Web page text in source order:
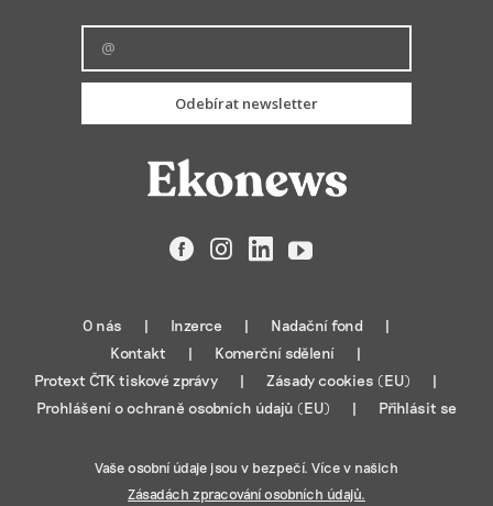
Odebírat newsletter
FacebookInstagramLinkedIn
YouTube
O nás Inzerce
Nadační fond
Kontakt
Komerční sdělení
Protext ČTK tiskové zprávy
Zásady cookies (EU)
Prohlášení o ochraně osobních údajů (EU)
Přihlásit se
Vaše osobní údaje jsou v bezpečí. Více v našich
Zásadách zpracování osobních údajů.